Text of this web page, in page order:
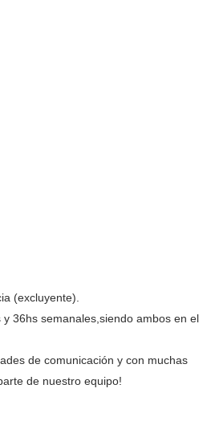
(excluyente).
36hs semanales,siendo ambos en el
de comunicación y con muchas
de nuestro equipo!